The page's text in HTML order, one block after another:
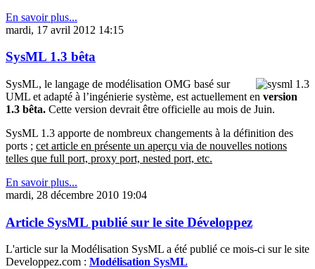
En savoir plus...
mardi, 17 avril 2012 14:15
SysML 1.3 bêta
SysML, le langage de modélisation OMG basé sur
UML et adapté à l’ingénierie système, est actuellement en version
1.3 bêta. Cette version devrait être officielle au mois de Juin.
SysML 1.3 apporte de nombreux changements à la définition des
ports ; cet article en présente un aperçu via de nouvelles notions
telles que full port, proxy port, nested port, etc.
En savoir plus...
mardi, 28 décembre 2010 19:04
Article SysML publié sur le site Développez
L'article sur la Modélisation SysML a été publié ce mois-ci sur le site
Developpez.com : Modélisation SysML